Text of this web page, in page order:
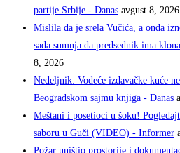
partije Srbije - Danas avgust 8, 2026
Mislila da je srela Vučića, a onda
sada sumnja da predsednik ima
8, 2026
Nedeljnik: Vodeće izdavačke kuće
Beogradskom sajmu knjiga - Danas
Meštani i posetioci u šoku!
saboru u Guči (VIDEO) - Informer
Požar uništio prostorije i